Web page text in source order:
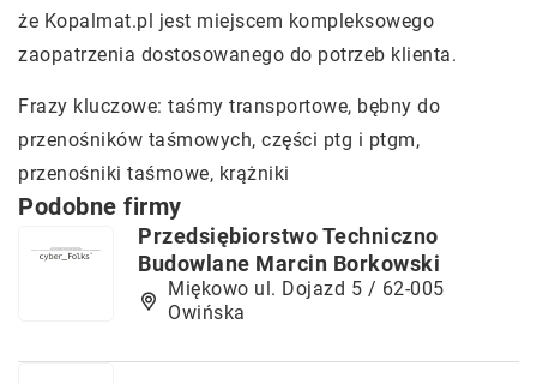
że Kopalmat.pl jest miejscem kompleksowego
zaopatrzenia dostosowanego do potrzeb klienta.
Frazy kluczowe: taśmy transportowe, bębny do
przenośników taśmowych, części ptg i ptgm,
przenośniki taśmowe, krążniki
Podobne firmy
Przedsiębiorstwo Techniczno
Budowlane Marcin Borkowski
Miękowo ul. Dojazd 5 / 62-005
Owińska